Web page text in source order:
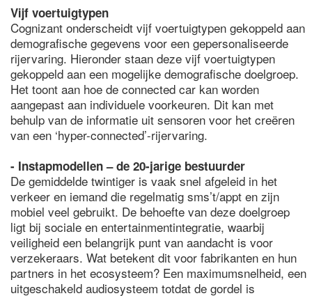
Vijf voertuigtypen
Cognizant onderscheidt vijf voertuigtypen gekoppeld aan
demografische gegevens voor een gepersonaliseerde
rijervaring. Hieronder staan deze vijf voertuigtypen
gekoppeld aan een mogelijke demografische doelgroep.
Het toont aan hoe de connected car kan worden
aangepast aan individuele voorkeuren. Dit kan met
behulp van de informatie uit sensoren voor het creëren
van een ‘hyper-connected’-rijervaring.
- Instapmodellen – de 20-jarige bestuurder
De gemiddelde twintiger is vaak snel afgeleid in het
verkeer en iemand die regelmatig sms’t/appt en zijn
mobiel veel gebruikt. De behoefte van deze doelgroep
ligt bij sociale en entertainmentintegratie, waarbij
veiligheid een belangrijk punt van aandacht is voor
verzekeraars. Wat betekent dit voor fabrikanten en hun
partners in het ecosysteem? Een maximumsnelheid, een
uitgeschakeld audiosysteem totdat de gordel is